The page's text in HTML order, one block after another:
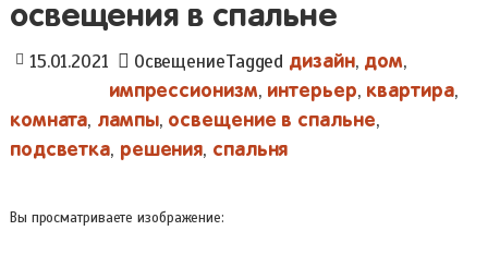
освещения в спальне
15.01.2021 ОсвещениеTagged дизайн, дом,
импрессионизм, интерьер, квартира,
комната, лампы, освещение в спальне,
подсветка, решения, спальня
Вы просматриваете изображение: